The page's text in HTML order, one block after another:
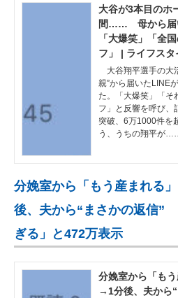
大谷が3本目のホ
間…… 母から届
「大爆笑」「全
フ」 | ライフス
大谷翔平選手の大
親”から届いたLINE
た。「大爆笑」「そ
フ」と反響を呼び、
突破、6万1000件を
う、うちの翔平が
分娩室から「もう産まれる
後、夫から“まさかの返信”
ぎる」と472万表示
分娩室から「も
→1分後、夫から